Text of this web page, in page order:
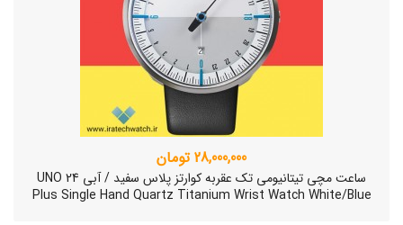
28,000,000 تومان
ساعت مچی تیتانیومی تک عقربه کوارتز پلاس سفید / آبی UNO 24
Plus Single Hand Quartz Titanium Wrist Watch White/Blue